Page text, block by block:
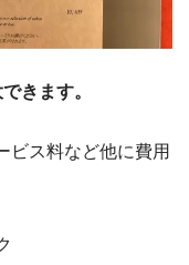
きます。
ビス料など他に費用